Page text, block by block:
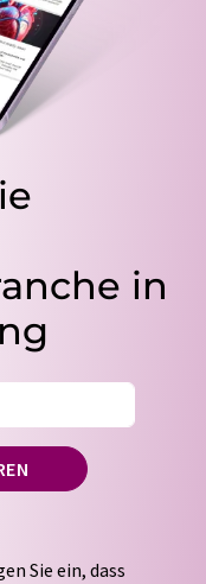
in
Sie ein, dass